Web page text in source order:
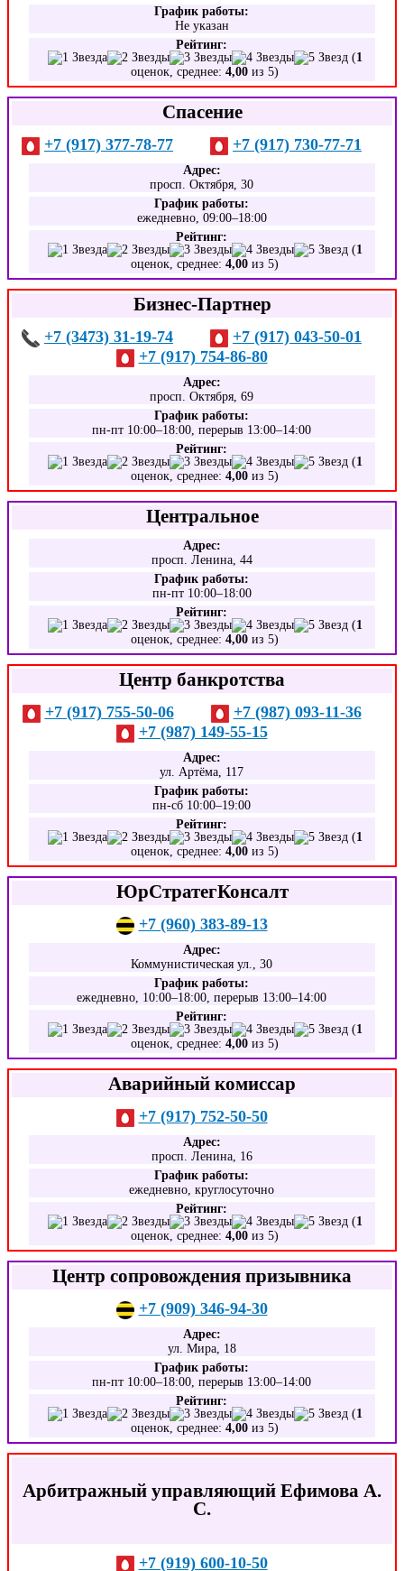
График работы:
Не указан
Рейтинг:
(1
оценок, среднее:4,00 из 5)
Спасение
+7 (917) 377-78-77 +7 (917) 730-77-71
Адрес:
просп. Октября, 30
График работы:
ежедневно, 09:00–18:00
Рейтинг:
(1
оценок, среднее:4,00 из 5)
Бизнес-Партнер
+7 (3473) 31-19-74
+7 (917) 043-50-01
+7 (917) 754-86-80
Адрес:
просп. Октября, 69
График работы:
пн-пт 10:00–18:00, перерыв 13:00–14:00
Рейтинг:
(1
оценок, среднее:4,00 из 5)
Центральное
Адрес:
просп. Ленина, 44
График работы:
пн-пт 10:00–18:00
Рейтинг:
(1
оценок, среднее:4,00 из 5)
Центр банкротства
+7 (917) 755-50-06
+7 (987) 093-11-36
+7 (987) 149-55-15
Адрес:
ул. Артёма, 117
График работы:
пн-сб 10:00–19:00
Рейтинг:
(1
оценок, среднее:4,00 из 5)
ЮрСтратегКонсалт
+7 (960) 383-89-13
Адрес:
Коммунистическая ул., 30
График работы:
ежедневно, 10:00–18:00, перерыв 13:00–14:00
Рейтинг:
(1
оценок, среднее:4,00 из 5)
Аварийный комиссар
+7 (917) 752-50-50
Адрес:
просп. Ленина, 16
График работы:
ежедневно, круглосуточно
Рейтинг:
(1
оценок, среднее:4,00 из 5)
Центр сопровождения призывника
+7 (909) 346-94-30
Адрес:
ул. Мира, 18
График работы:
пн-пт 10:00–18:00, перерыв 13:00–14:00
Рейтинг:
(1
оценок, среднее:4,00 из 5)
Арбитражный управляющий Ефимова А.
С.
+7 (919) 600-10-50